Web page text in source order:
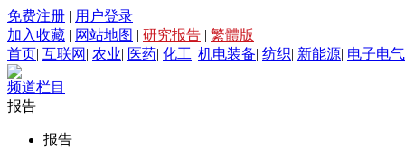
免费注册 | 用户登录
加入收藏 | 网站地图 | 研究报告 | 繁體版
首页| 互联网 | 农业| 医药| 化工| 机电装备| 纺织| 新能源| 电子电气
频道栏目
报告
报告